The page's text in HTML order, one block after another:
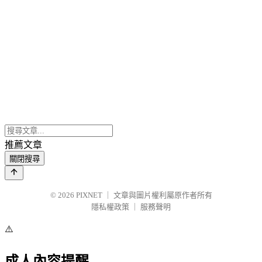
推薦文章
關閉搜尋
© 2026 PIXNET
文章與圖片權利屬原作者所有
隱私權政策
服務聲明
⚠️